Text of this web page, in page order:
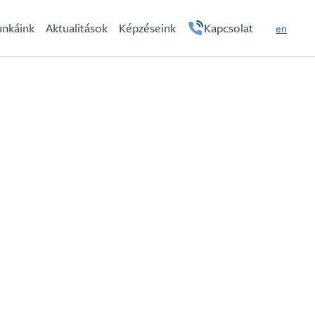
en
Kapcsolat
Képzéseink
Aktualitások